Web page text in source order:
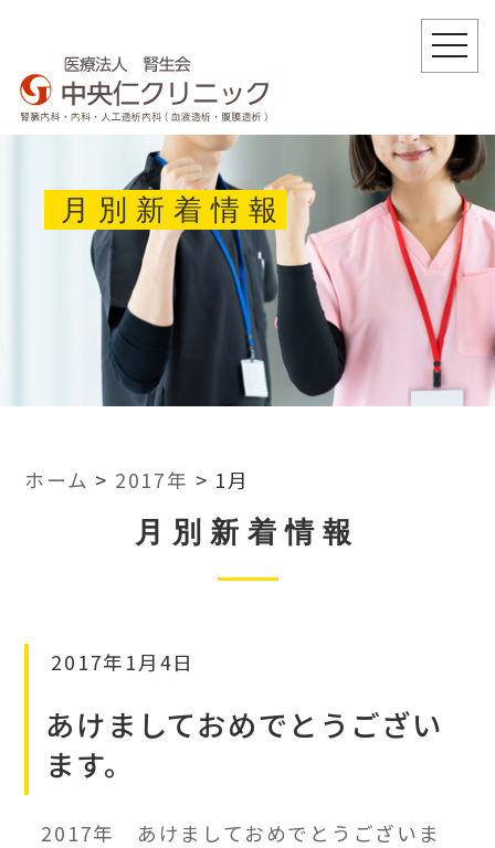
月別新着情報
ホーム > 2017年 > 1月
月別新着情報
2017年1月4日
あけましておめでとうござい
ます。
2017年 あけましておめでとうございま